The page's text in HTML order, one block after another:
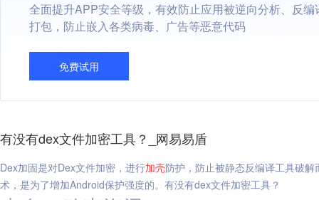
全面提升APP安全等级，有效防止应用被逆向分析、反编
打包，防止嵌入各类病毒、广告等恶意代码
免费试用
有没有dex文件加密工具？_网易易盾
Dex加固是对Dex文件加密，进行加壳防护，防止被静态反编译工具破
术，是为了增加Android保护强度的。有没有dex文件加密工具？